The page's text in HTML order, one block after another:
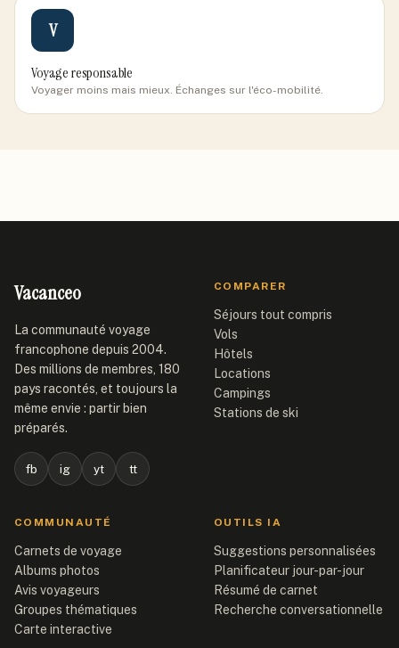
V
Voyage responsable
Voyager moins mais mieux. Échanges sur l'éco-mobilité.
Vacanceo
La communauté voyage
francophone depuis 2004.
Des millions de membres, 180
pays racontés, et toujours la
même envie : partir bien
préparés.
fb ig yt tt
COMPARER
Séjours tout compris
Vols
Hôtels
Locations
Campings
Stations de ski
COMMUNAUTÉ
Carnets de voyage
Albums photos
Avis voyageurs
Groupes thématiques
Carte interactive
OUTILS IA
Suggestions personnalisées
Planificateur jour-par-jour
Résumé de carnet
Recherche conversationnelle